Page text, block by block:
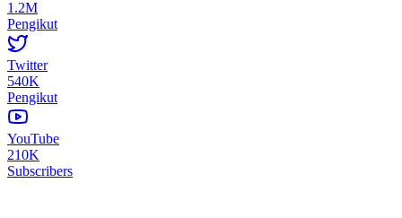
1.2M
Pengikut
Twitter
540K
Pengikut
YouTube
210K
Subscribers